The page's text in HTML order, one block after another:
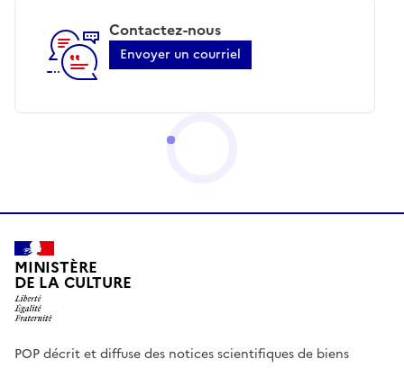
Contactez-nous
Envoyer un courriel
MINISTÈRE
DE LA CULTURE
POP décrit et diffuse des notices scientifiques de biens